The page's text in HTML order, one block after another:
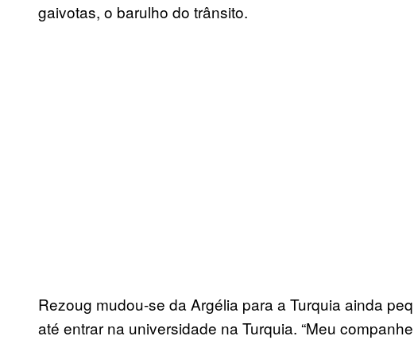
gaivotas, o barulho do trânsito.
Rezoug mudou-se da Argélia para a Turquia ainda
até entrar na universidade na Turquia. “Meu